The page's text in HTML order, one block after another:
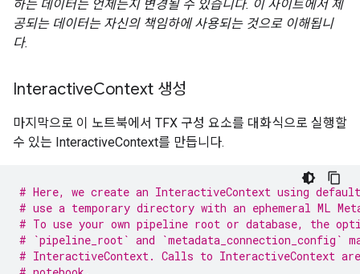
하는 데이터는 언제든지 변경될 수 있습니다. 이 사이트에서 제
공되는 데이터는 자신의 책임하에 사용되는 것으로 이해됩니
다.
InteractiveContext 생성
마지막으로 이 노트북에서 TFX 구성 요소를 대화식으로 실행할
수 있는 InteractiveContext를 만듭니다.
# Here, we create an InteractiveContext using
# use a temporary directory with an ephemeral ML
# To use your own pipeline root or database, the
# `pipeline_root` and `metadata_connection_config`
# InteractiveContext. Calls to InteractiveContext